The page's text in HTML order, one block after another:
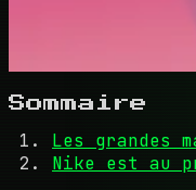
Sommaire
Les grandes
Nike est au